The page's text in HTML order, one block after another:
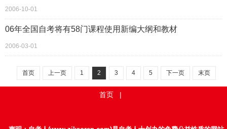
2006-10-01
06年全国自考将有58门课程使用新编大纲和教材
2006-03-01
首页 上一页 1 2 3 4 5 下一页 末页
首页 |